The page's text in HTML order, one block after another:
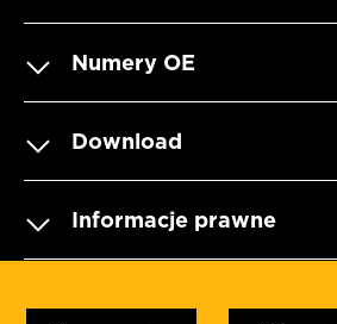
Numery OE
Download
Informacje prawne